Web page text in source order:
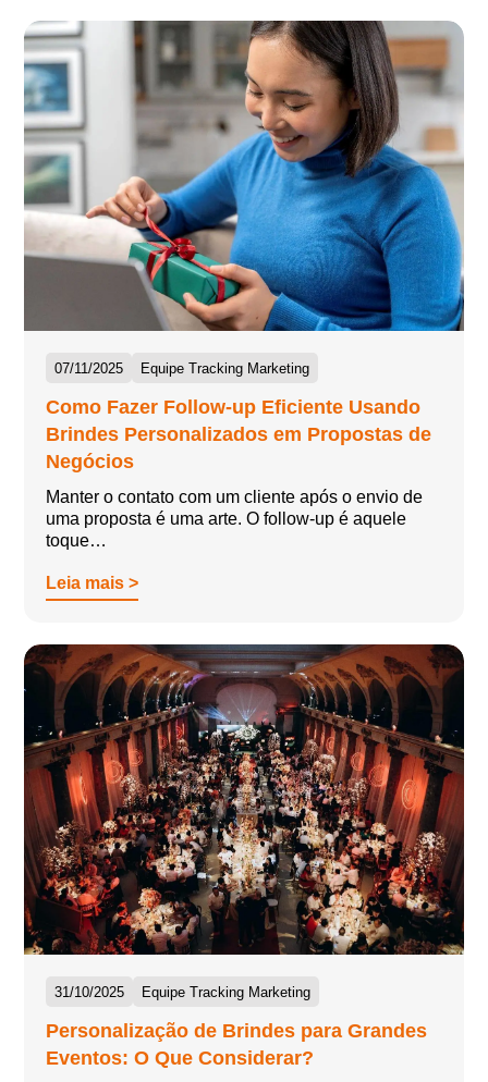
07/11/2025 Equipe Tracking Marketing
Como Fazer Follow-up Eficiente Usando
Brindes Personalizados em Propostas de
Negócios
Manter o contato com um cliente após o envio de
uma proposta é uma arte. O follow-up é aquele
toque…
Leia mais >
31/10/2025 Equipe Tracking Marketing
Personalização de Brindes para Grandes
Eventos: O Que Considerar?